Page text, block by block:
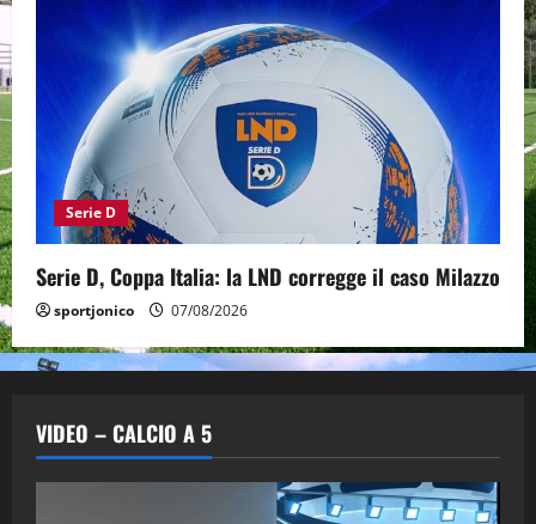
Serie D
Serie D, Coppa Italia: la LND corregge il caso Milazzo
sportjonico 07/08/2026
VIDEO – CALCIO A 5